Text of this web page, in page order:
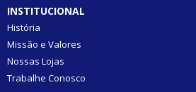
INSTITUCIONAL
História
Missão e Valores
Nossas Lojas
Trabalhe Conosco